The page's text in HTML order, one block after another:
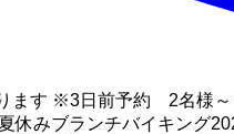
ます ※3日前予約 2名様
みブランチバイキング